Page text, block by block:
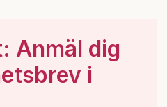
Anmäl dig
i